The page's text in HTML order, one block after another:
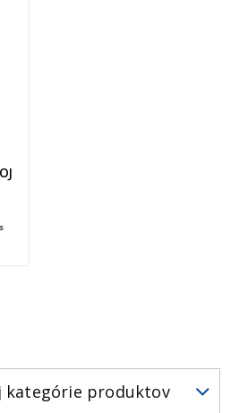
kategórie produktov